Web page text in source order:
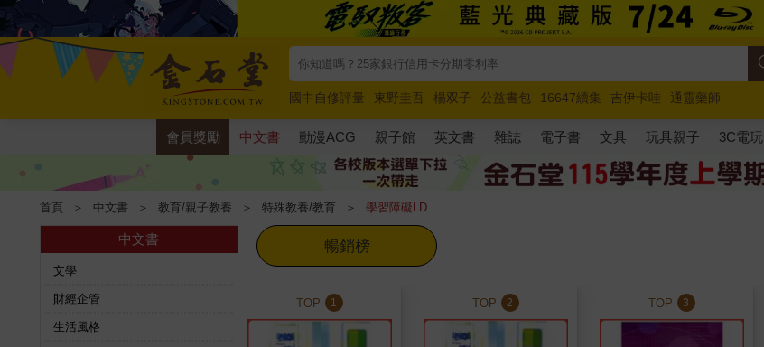
國中自修評量 東野圭吾 楊双子 公益書包 16647續集 吉伊卡哇
通靈藥師
唯紅花綻放
奧德賽 路邊攤新作 馬斯克 玩具總動員5 超慢跑
會員獎勵 中文書 動漫ACG 親子館 英文書 雜誌 電子書 文具 玩具親子 3C電玩
首頁 ＞ 中文書 ＞ 教育/親子教養 ＞ 特殊教養/教育 ＞ 學習障礙LD
中文書
文學
財經企管
生活風格
暢銷榜
TOP 1 TOP 2 TOP 3